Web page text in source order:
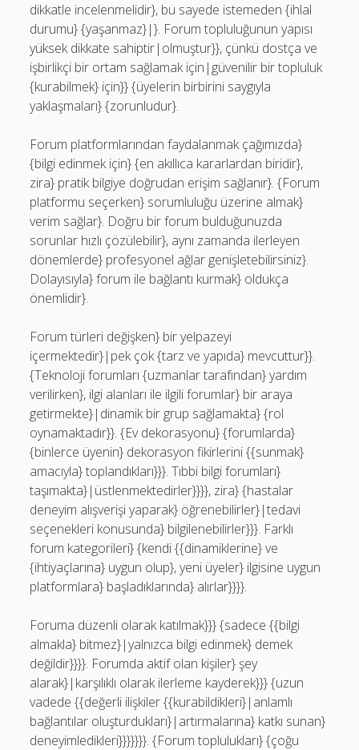
dikkatle incelenmelidir}, bu sayede istemeden {ihlal
durumu} {yaşanmaz}|}. Forum topluluğunun yapısı
yüksek dikkate sahiptir|olmuştur}}, çünkü dostça ve
işbirlikçi bir ortam sağlamak için|güvenilir bir topluluk
{kurabilmek} için}} {üyelerin birbirini saygıyla
yaklaşmaları} {zorunludur}.
Forum platformlarından faydalanmak çağımızda}
{bilgi edinmek için} {en akıllıca kararlardan biridir},
zira} pratik bilgiye doğrudan erişim sağlanır}. {Forum
platformu seçerken} sorumluluğu üzerine almak}
verim sağlar}. Doğru bir forum bulduğunuzda
sorunlar hızlı çözülebilir}, aynı zamanda ilerleyen
dönemlerde} profesyonel ağlar genişletebilirsiniz}.
Dolayısıyla} forum ile bağlantı kurmak} oldukça
önemlidir}.
Forum türleri değişken} bir yelpazeyi
içermektedir}|pek çok {tarz ve yapıda} mevcuttur}}.
{Teknoloji forumları {uzmanlar tarafından} yardım
verilirken}, ilgi alanları ile ilgili forumlar} bir araya
getirmekte}|dinamik bir grup sağlamakta} {rol
oynamaktadır}}. {Ev dekorasyonu} {forumlarda}
{binlerce üyenin} dekorasyon fikirlerini {{sunmak}
amacıyla} toplandıkları}}}. Tıbbi bilgi forumları}
taşımakta}|üstlenmektedirler}}}}, zira} {hastalar
deneyim alışverişi yaparak} öğrenebilirler}|tedavi
seçenekleri konusunda} bilgilenebilirler}}}. Farklı
forum kategorileri} {kendi {{dinamiklerine} ve
{ihtiyaçlarına} uygun olup}, yeni üyeler} ilgisine uygun
platformlara} başladıklarında} alırlar}}}}.
Foruma düzenli olarak katılmak}}} {sadece {{bilgi
almakla} bitmez}|yalnızca bilgi edinmek} demek
değildir}}}}. Forumda aktif olan kişiler} şey
alarak}|karşılıklı olarak ilerleme kayderek}}} {uzun
vadede {{değerli ilişkiler {{kurabildikleri}|anlamlı
bağlantılar oluşturdukları}|artırmalarına} katkı sunan}
deneyimledikleri}}}}}}}. {Forum toplulukları} {çoğu